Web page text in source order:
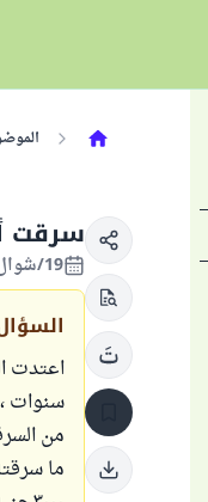
سرقت
19/شوال/1440 الموافق 22/يونيو/2019
اعتدت
سنوات
من
ما